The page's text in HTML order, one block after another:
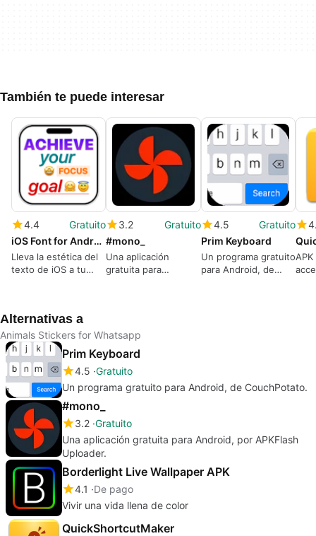
También te puede interesar
4.4
Gratuito
iOS Font for Android
Lleva la estética del
texto de iOS a tu
3.2
Gratuito
#mono_
Una aplicación
gratuita para
4.5
Gratuito
Prim Keyboard
Un programa gratuito
para Android, de
Alternativas a
Animals Stickers for Whatsapp
Prim Keyboard
4.5 Gratuito
Un programa gratuito para Android, de CouchPotato.
#mono_
3.2 Gratuito
Una aplicación gratuita para Android, por APKFlash
Uploader.
Borderlight Live Wallpaper APK
4.1
De pago
Vivir una vida llena de color
QuickShortcutMaker